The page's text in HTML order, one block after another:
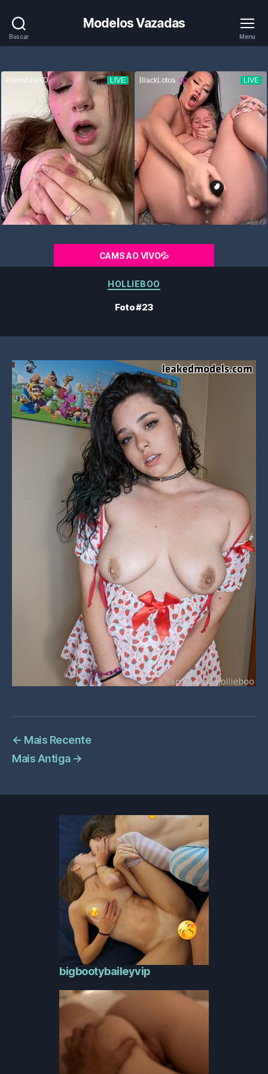
Buscar
Modelos Vazadas
Menu
CAMS AO VIVO💦
Categorias
HOLLIEBOO
Foto #23
← Mais Recente
Mais Antiga →
bigbootybaileyvip